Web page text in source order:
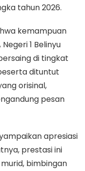
tahun 2026.
kemampuan
1 Belinyu
di tingkat
dituntut
orisinal,
pesan
apresiasi
prestasi ini
bimbingan